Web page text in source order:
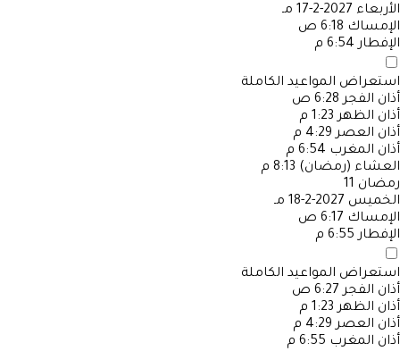
الأربعاء 2027-2-17 مـ
الإمساك 6:18 ص
الإفطار 6:54 م
استعراض المواعيد الكاملة
أذان الفجر 6:28 ص
أذان الظهر 1:23 م
أذان العصر 4:29 م
أذان المغرب 6:54 م
العشاء (رمضان) 8:13 م
رمضان 11
الخميس 2027-2-18 مـ
الإمساك 6:17 ص
الإفطار 6:55 م
استعراض المواعيد الكاملة
أذان الفجر 6:27 ص
أذان الظهر 1:23 م
أذان العصر 4:29 م
أذان المغرب 6:55 م